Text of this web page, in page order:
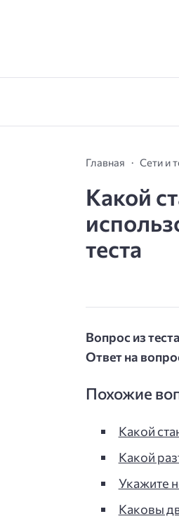
Главная Сети и
Какой
теста
Вопрос из
Ответ на
Похожие
Какой
Какой
Укажите
Каковы